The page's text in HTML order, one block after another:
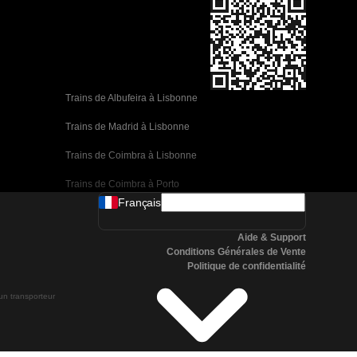
Trains de Albufeira à Lisbonne
Trains de Madrid à Lisbonne
Trains de Coimbra à Lisbonne
Trains de Coimbra à Porto
Trains de Valence à Barcelone
Trains de Malaga à Barcelone
Trains de Malaga à Madrid
Trains de Cordoue à Madrid
transporteur
Français
Aide & Support
Conditions Générales de Vente
Politique de confidentialité